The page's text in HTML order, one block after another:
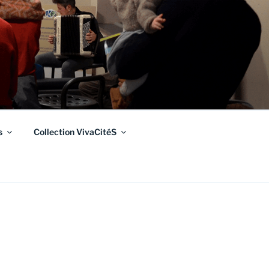
Collection VivaCitéS